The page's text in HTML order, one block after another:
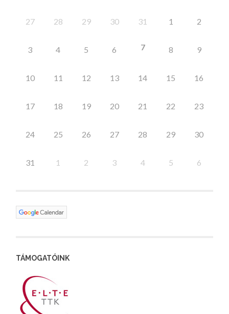
27 28 29 30 31 1 2
3 4 5 6 7 8 9
10 11 12 13 14 15 16
17 18 19 20 21 22 23
24 25 26 27 28 29 30
31 1 2 3 4 5 6
TÁMOGATÓINK